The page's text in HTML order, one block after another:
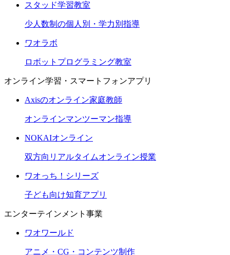
スタッド学習教室
少人数制の個人別・学力別指導
ワオラボ
ロボットプログラミング教室
オンライン学習・スマートフォンアプリ
Axisのオンライン家庭教師
オンラインマンツーマン指導
NOKAIオンライン
双方向リアルタイムオンライン授業
ワオっち！シリーズ
子ども向け知育アプリ
エンターテインメント事業
ワオワールド
アニメ・CG・コンテンツ制作